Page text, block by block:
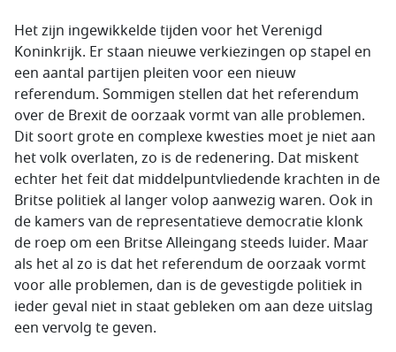
Het zijn ingewikkelde tijden voor het Verenigd
Koninkrijk. Er staan nieuwe verkiezingen op stapel en
een aantal partijen pleiten voor een nieuw
referendum. Sommigen stellen dat het referendum
over de Brexit de oorzaak vormt van alle problemen.
Dit soort grote en complexe kwesties moet je niet aan
het volk overlaten, zo is de redenering. Dat miskent
echter het feit dat middelpuntvliedende krachten in de
Britse politiek al langer volop aanwezig waren. Ook in
de kamers van de representatieve democratie klonk
de roep om een Britse Alleingang steeds luider. Maar
als het al zo is dat het referendum de oorzaak vormt
voor alle problemen, dan is de gevestigde politiek in
ieder geval niet in staat gebleken om aan deze uitslag
een vervolg te geven.